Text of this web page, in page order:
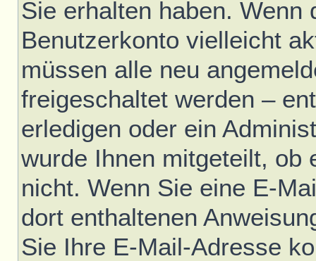
Sie erhalten haben.
Benutzerkonto vielleicht
müssen alle neu
freigeschaltet werden –
erledigen oder ein
wurde Ihnen mitgeteilt, ob
nicht. Wenn Sie eine E-
dort enthaltenen
Sie Ihre E-Mail-Adresse